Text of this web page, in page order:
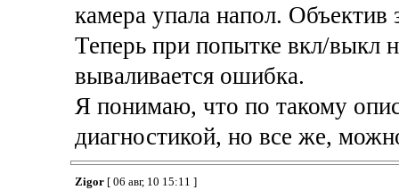
камера упала напол.
Теперь при попытке вкл/выкл
вываливается ошибка.
Я понимаю, что по такому
диагностикой, но все же,
Zigor[ 06 авг, 10 15:11 ]